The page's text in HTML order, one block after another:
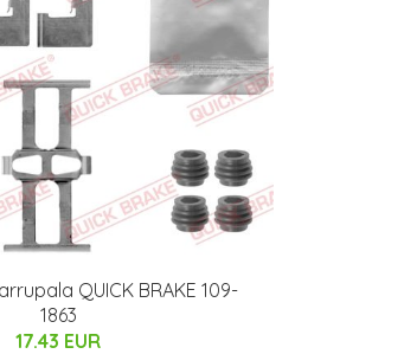
QUICK BRAKE 109-
1863
17.43 EUR